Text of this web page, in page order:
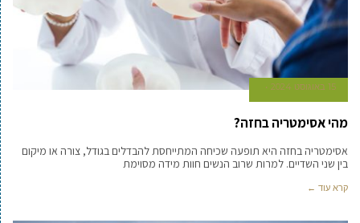
15 באוגוסט 2024
מהי אסימטריה בחזה?
אסימטריה בחזה היא תופעה שכיחה המתייחסת להבדלים בגודל, צורה או מיקום
בין שני השדיים. למרות שרוב הנשים חוות מידה מסוימת
קרא עוד ←